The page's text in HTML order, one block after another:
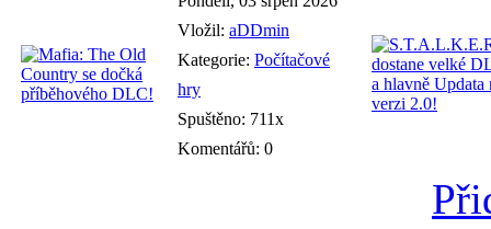
Vložil: aDDmin
Kategorie: Počítačové
hry
Spuštěno: 711x
Komentářů: 0